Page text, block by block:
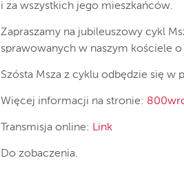
i za wszystkich jego mieszkańców.
Zapraszamy na jubileuszowy cykl
sprawowanych w naszym kościele o
Szósta Msza z cyklu odbędzie się w
Więcej informacji na stronie:
Transmisja online: Link
Do zobaczenia.